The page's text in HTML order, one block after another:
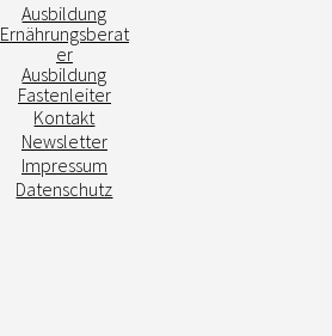
Ausbildung
Ernährungsberat
er
Ausbildung
Fastenleiter
Kontakt
Newsletter
Impressum
Datenschutz